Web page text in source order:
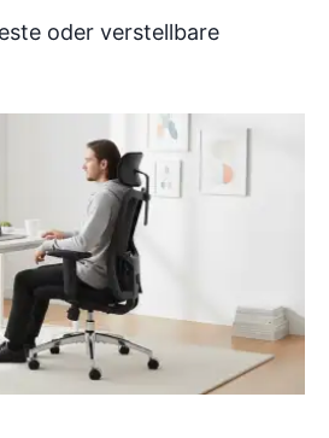
oder verstellbare